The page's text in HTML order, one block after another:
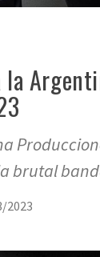
la
brutal
2023